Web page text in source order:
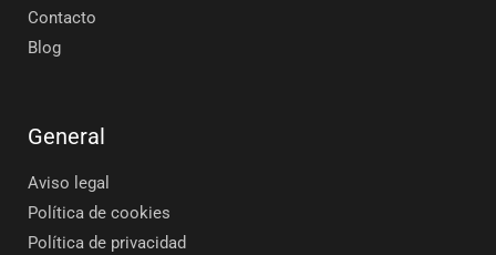
Contacto
Blog
General
Aviso legal
Política de cookies
Política de privacidad